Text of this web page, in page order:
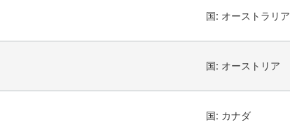
国: オーストラリア
国: オーストリア
国: カナダ